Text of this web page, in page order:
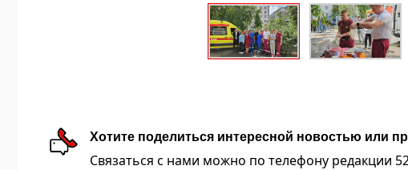
Хотите поделиться интересной новостью или
Связаться с нами можно по телефону редакции